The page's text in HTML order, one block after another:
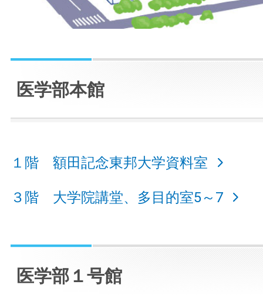
医学部本館
１階 額田記念東邦大学資料室
３階 大学院講堂、多目的室5～7
医学部１号館